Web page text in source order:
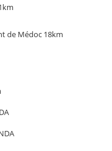
de Médoc 18km